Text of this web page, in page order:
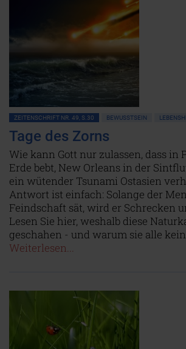
ZEITENSCHRIFT NR. 49, S.30 BEWUSSTSEIN
Tage des Zorns
Wie kann Gott nur zulassen, dass in
Erde bebt, New Orleans in der
ein wütender Tsunami Ostasien
Antwort ist einfach: Solange der
Feindschaft sät, wird er Schrecken
Lesen Sie hier, weshalb diese
geschahen - und warum sie alle
Weiterlesen...